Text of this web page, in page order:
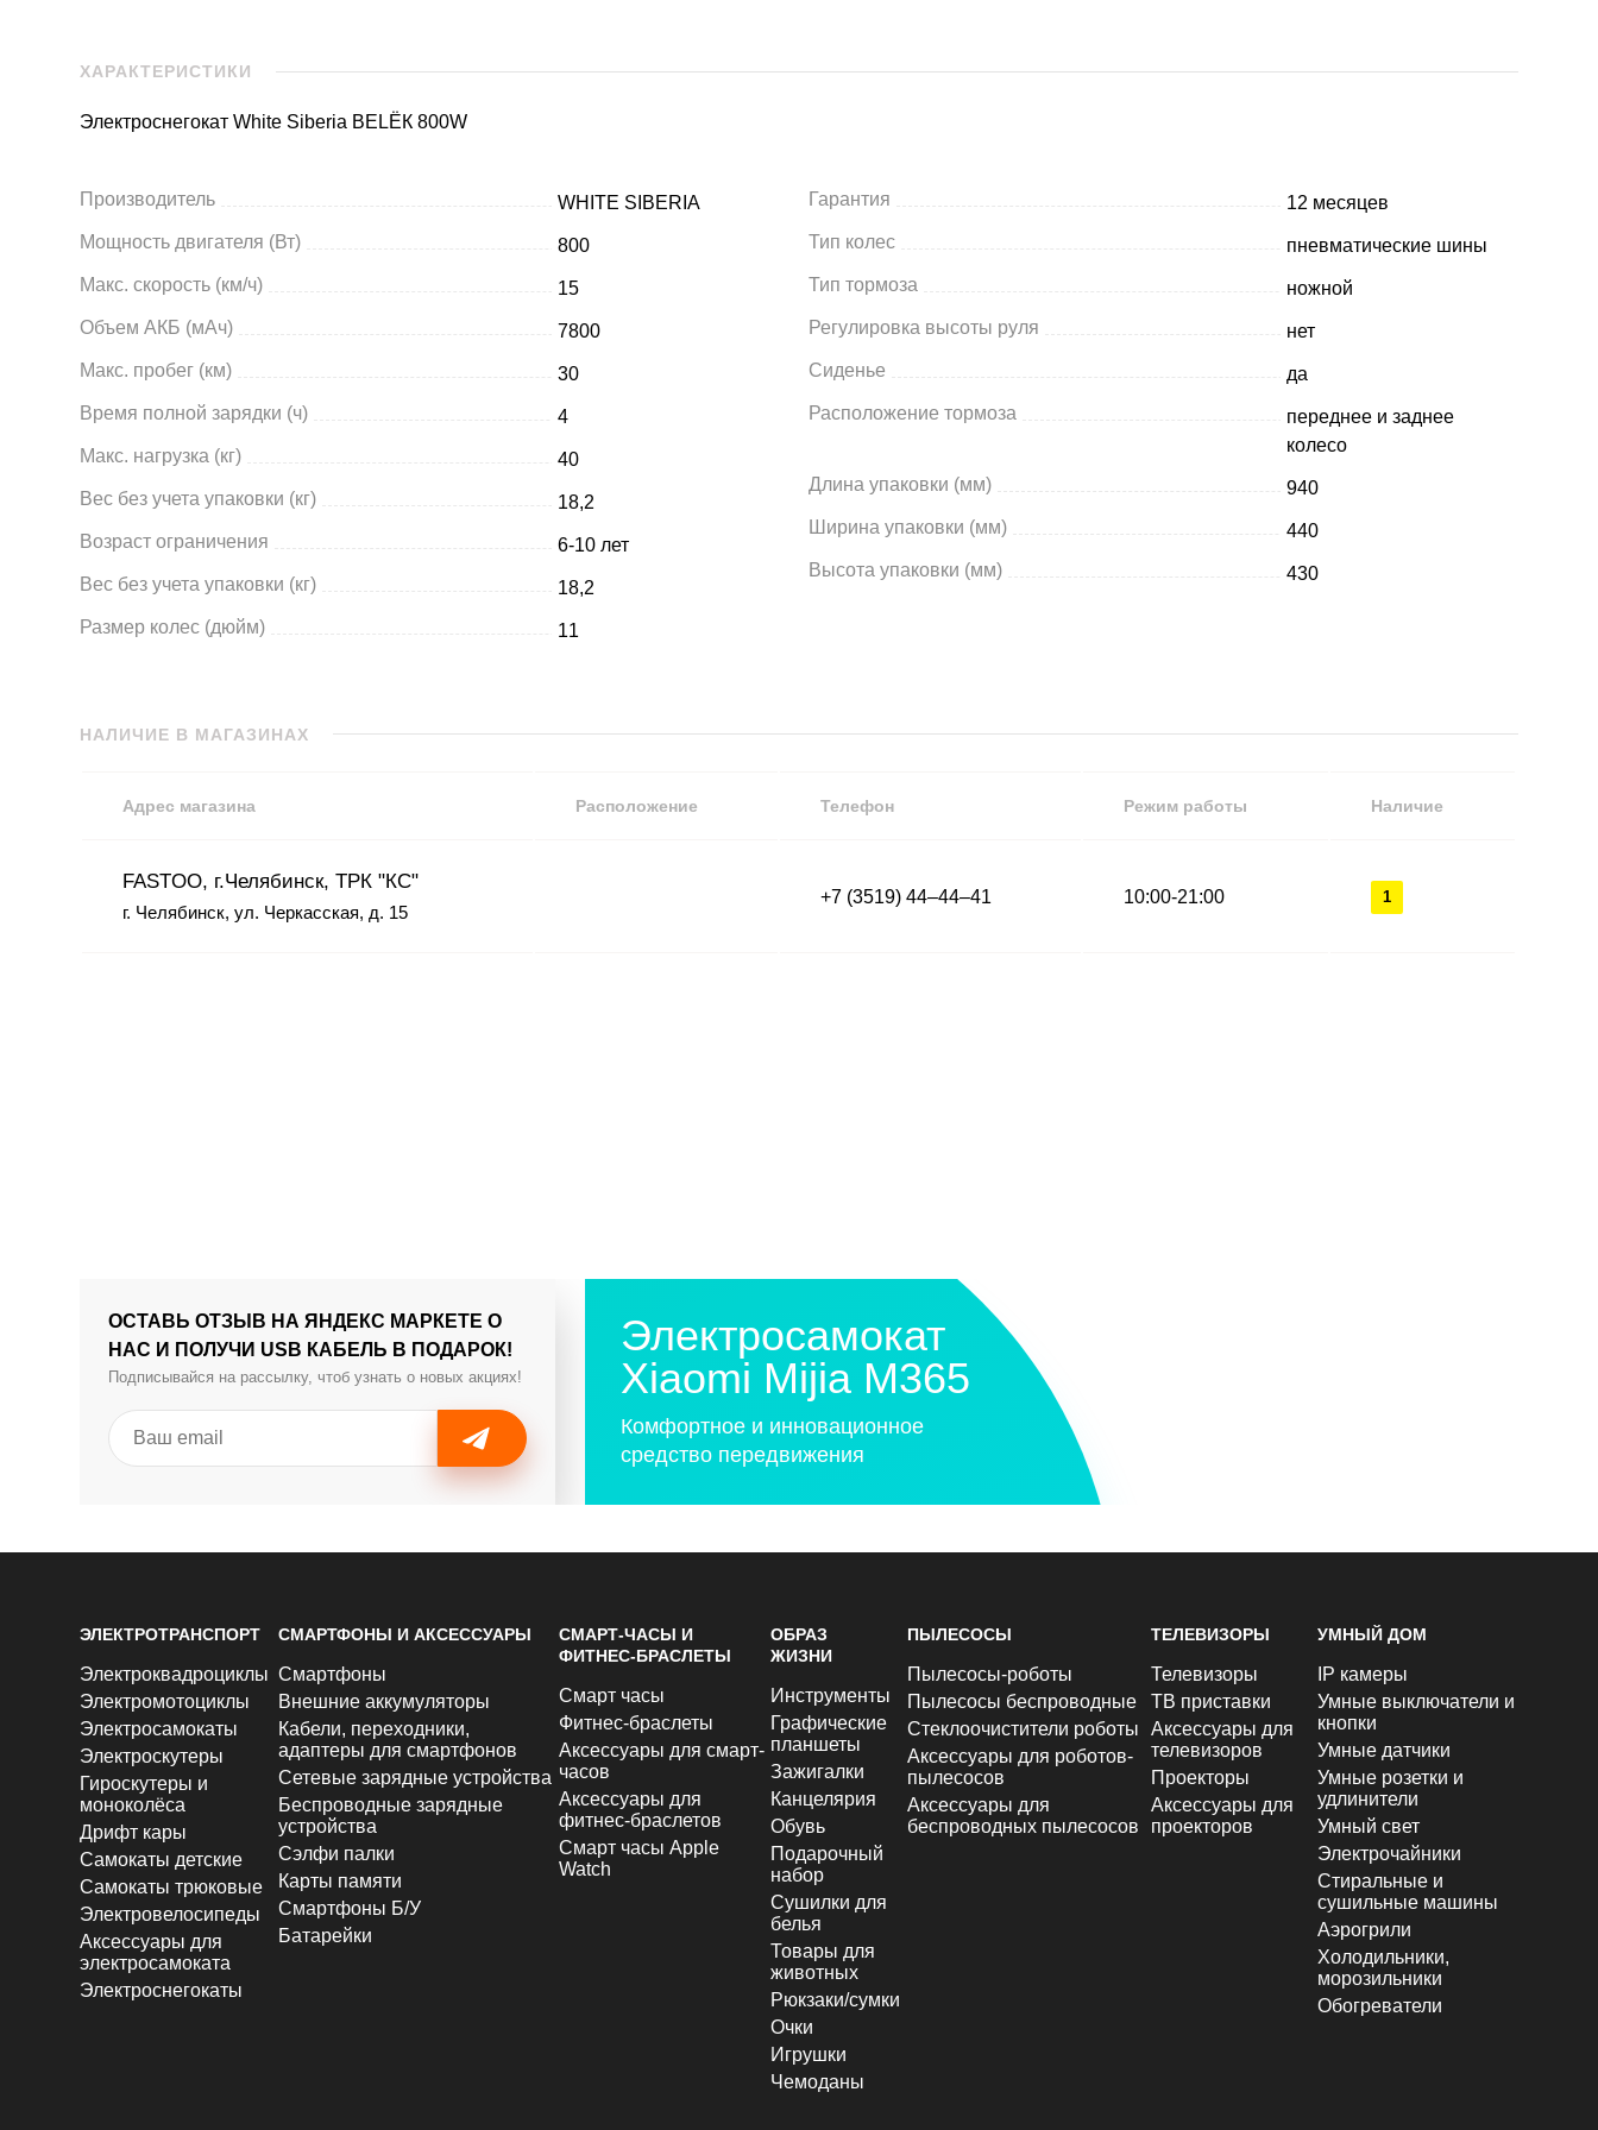
ХАРАКТЕРИСТИКИ
Электроснегокат White Siberia BELЁК 800W
Производитель
WHITE SIBERIA
Мощность двигателя (Вт)
800
Maкс. скорость (км/ч)
15
Объем АКБ (мАч)
7800
Макс. пробег (км)
30
Время полной зарядки (ч)
4
Макс. нагрузка (кг)
40
Вес без учета упаковки (кг)
18,2
Возраст ограничения
6-10 лет
Вес без учета упаковки (кг)
18,2
Размер колес (дюйм)
11
Гарантия
12 месяцев
Тип колес
пневматические шины
Тип тормоза
ножной
Регулировка высоты руля
нет
Сиденье
да
Расположение тормоза
переднее и заднее
колесо
Длина упаковки (мм)
940
Ширина упаковки (мм)
440
Высота упаковки (мм)
430
НАЛИЧИЕ В МАГАЗИНАХ
Адрес магазина Расположение Телефон Режим работы Наличие
FASTOO, г.Челябинск, ТРК "КС"
г. Челябинск, ул. Черкасская, д. 15
+7 (3519) 44‒44‒41 10:00-21:00 1
ОСТАВЬ ОТЗЫВ НА ЯНДЕКС МАРКЕТЕ О
НАС И ПОЛУЧИ USB КАБЕЛЬ В ПОДАРОК!
Подписывайся на рассылку, чтоб узнать о новых акциях!
Электросамокат
Xiaomi Mijia M365
Комфортное и инновационное
средство передвижения
ЭЛЕКТРОТРАНСПОРТ
Электроквадроциклы
Электромотоциклы
Электросамокаты
Электроскутеры
Гироскутеры и
моноколёса
Дрифт кары
Самокаты детские
Самокаты трюковые
Электровелосипеды
Аксессуары для
электросамоката
Электроснегокаты
СМАРТФОНЫ И АКСЕССУАРЫ
Смартфоны
Внешние аккумуляторы
Кабели, переходники,
адаптеры для смартфонов
Сетевые зарядные устройства
Беспроводные зарядные
устройства
Сэлфи палки
Карты памяти
Смартфоны Б/У
Батарейки
СМАРТ-ЧАСЫ И
ФИТНЕС-БРАСЛЕТЫ
Смарт часы
Фитнес-браслеты
Аксессуары для смарт-
часов
Аксессуары для
фитнес-браслетов
Смарт часы Apple
Watch
ОБРАЗ
ЖИЗНИ
Инструменты
Графические
планшеты
Зажигалки
Канцелярия
Обувь
Подарочный
набор
Сушилки для
белья
Товары для
животных
Рюкзаки/сумки
Очки
Игрушки
Чемоданы
ПЫЛЕСОСЫ
Пылесосы-роботы
Пылесосы беспроводные
Стеклоочистители роботы
Аксессуары для роботов-
пылесосов
Аксессуары для
беспроводных пылесосов
ТЕЛЕВИЗОРЫ
Телевизоры
ТВ приставки
Аксессуары для
телевизоров
Проекторы
Аксессуары для
проекторов
УМНЫЙ ДОМ
IP камеры
Умные выключатели и
кнопки
Умные датчики
Умные розетки и
удлинители
Умный свет
Электрочайники
Стиральные и
сушильные машины
Аэрогрили
Холодильники,
морозильники
Обогреватели